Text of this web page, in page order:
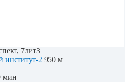
7литЗ
институт-2 950 м
мин